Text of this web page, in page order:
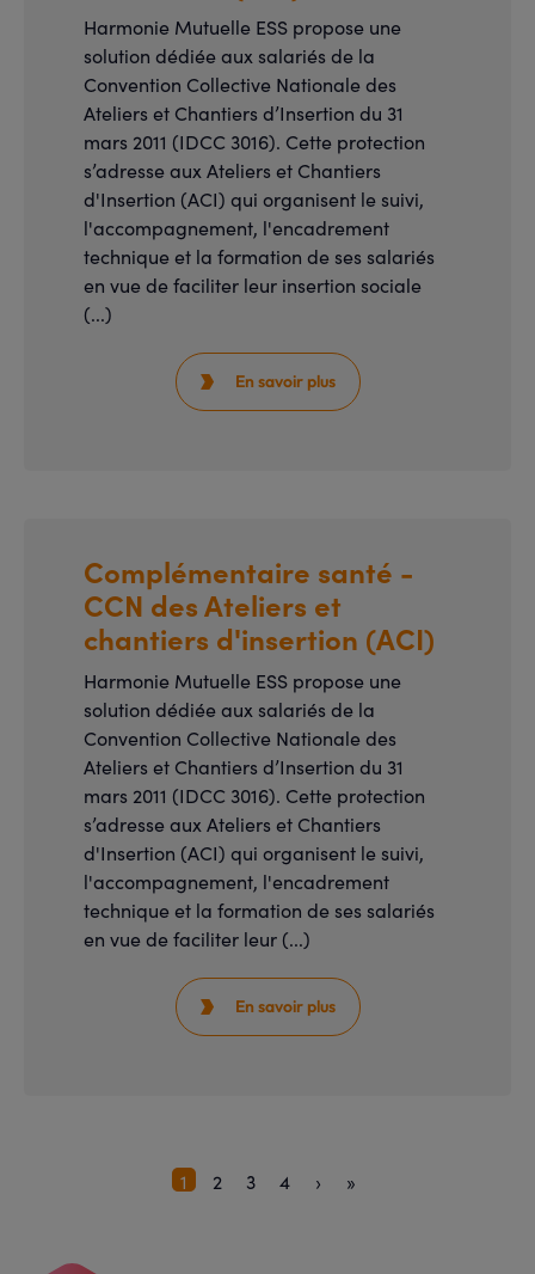
Harmonie Mutuelle ESS propose une
solution dédiée aux salariés de la
Convention Collective Nationale des
Ateliers et Chantiers d’Insertion du 31
mars 2011 (IDCC 3016). Cette protection
s’adresse aux Ateliers et Chantiers
d'Insertion (ACI) qui organisent le suivi,
l'accompagnement, l'encadrement
technique et la formation de ses salariés
en vue de faciliter leur insertion sociale
(...)
 En savoir plus
Complémentaire santé -
CCN des Ateliers et
chantiers d'insertion (ACI)
Harmonie Mutuelle ESS propose une
solution dédiée aux salariés de la
Convention Collective Nationale des
Ateliers et Chantiers d’Insertion du 31
mars 2011 (IDCC 3016). Cette protection
s’adresse aux Ateliers et Chantiers
d'Insertion (ACI) qui organisent le suivi,
l'accompagnement, l'encadrement
technique et la formation de ses salariés
en vue de faciliter leur (...)
 En savoir plus
Page
1 Page
2 Page
3 Page
4
Page
›
Dernière
»